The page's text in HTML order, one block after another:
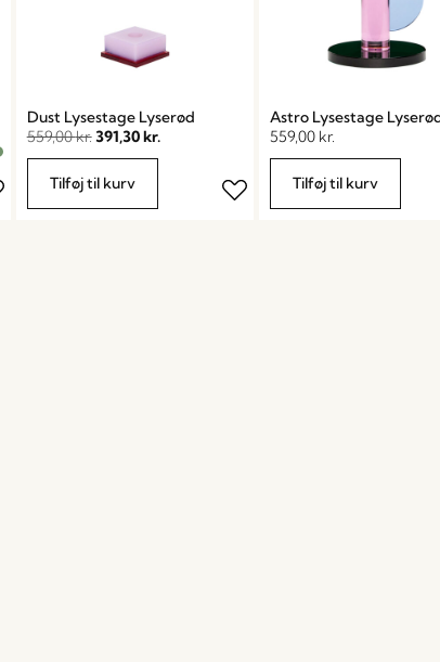
Dust Lysestage Lyserød
559,00kr.391,30kr.
Tilføj til kurv
Astro Lysestage
559,00 kr.
Tilføj til kurv